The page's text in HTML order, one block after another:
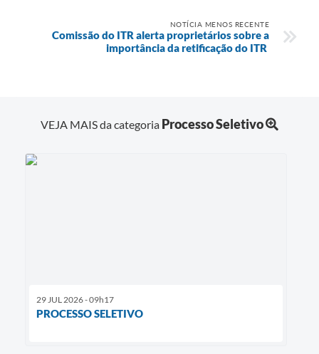
NOTÍCIA MENOS RECENTE
Comissão do ITR alerta proprietários sobre a
importância da retificação do ITR
VEJA MAIS da categoria Processo Seletivo
29 JUL 2026 - 09h17
PROCESSO SELETIVO